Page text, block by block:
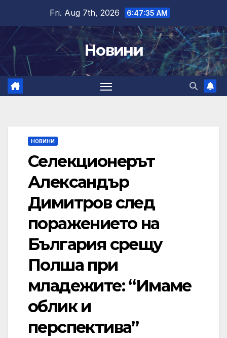
content
Fri. Aug 7th, 2026 6:47:36 AM
Новини
НОВИНИ
Селекционерът
Александър
Димитров след
поражението на
България срещу
Полша при
младежите: “Имаме
облик и
перспектива”